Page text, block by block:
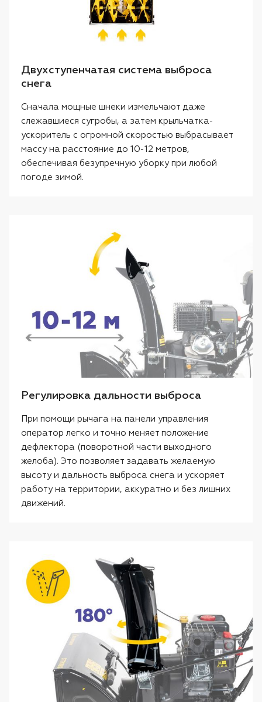
Двухступенчатая система выброса
снега
Сначала мощные шнеки измельчают даже
слежавшиеся сугробы, а затем крыльчатка-
ускоритель с огромной скоростью выбрасывает
массу на расстояние до 10-12 метров,
обеспечивая безупречную уборку при любой
погоде зимой.
Регулировка дальности выброса
При помощи рычага на панели управления
оператор легко и точно меняет положение
дефлектора (поворотной части выходного
желоба). Это позволяет задавать желаемую
высоту и дальность выброса снега и ускоряет
работу на территории, аккуратно и без лишних
движений.